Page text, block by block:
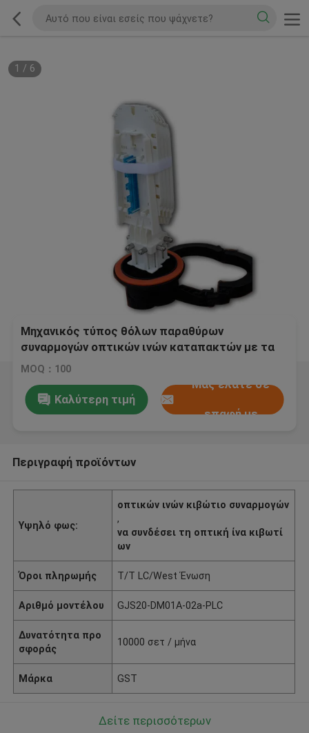
1 / 6
Μηχανικός τύπος θόλων παραθύρων
συναρμογών οπτικών ινών καταπακτών με τα
ABS PP IP68
MOQ：100
Καλύτερη τιμή
Μας ελάτε σε
επαφή με
Περιγραφή προϊόντων
Υψηλό φως:
οπτικών ινών κιβώτιο συναρμογών
,
να συνδέσει τη οπτική ίνα κιβωτί
ων
Όροι πληρωμής T/T LC/West Ένωση
Αριθμό μοντέλου GJS20-DM01A-02a-PLC
Δυνατότητα προ
σφοράς
10000 σετ / μήνα
Μάρκα GST
Δείτε περισσότερων